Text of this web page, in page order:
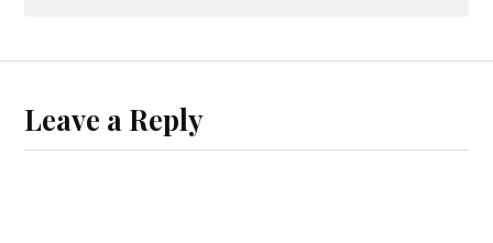
Leave a Reply